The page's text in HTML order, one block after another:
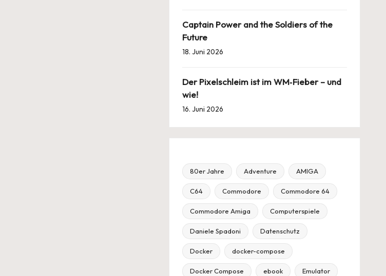
Captain Power and the Soldiers of the
Future
18. Juni 2026
Der Pixelschleim ist im WM‑Fieber – und
wie!
16. Juni 2026
80er Jahre Adventure AMIGA
C64 Commodore Commodore 64
Commodore Amiga Computerspiele
Daniele Spadoni Datenschutz
Docker docker-compose
Docker Compose ebook Emulator